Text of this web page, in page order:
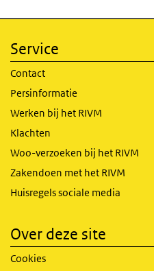
Service
Contact
Persinformatie
Werken bij het RIVM
Klachten
Woo-verzoeken bij het RIVM
Zakendoen met het RIVM
Huisregels sociale media
Over deze site
Cookies